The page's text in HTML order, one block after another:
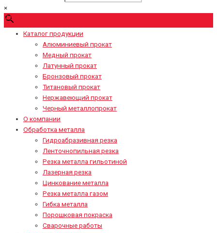
×
0₽
Каталог продукции
Алюминиевый прокат
Медный прокат
Латунный прокат
Бронзовый прокат
Титановый прокат
Нержавеющий прокат
Черный металлопрокат
О компании
Обработка металла
Гидроабразивная резка
Ленточнопильная резка
Резка металла гильотиной
Лазерная резка
Цинкование металла
Резка металла газом
Гибка металла
Порошковая покраска
Сварочные работы